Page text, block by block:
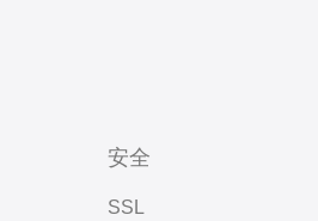
安全
SSL